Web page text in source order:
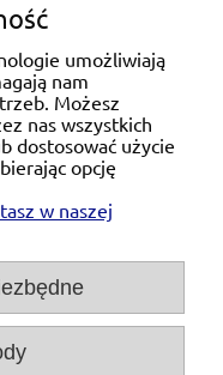
ul. Krakowska
umożliwiają
nam
Możesz
nas wszystkich
dostosować użycie
opcję
w naszej